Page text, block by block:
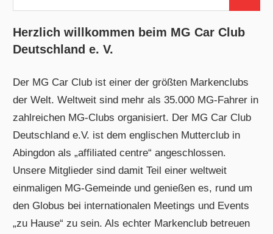
nach:
Herzlich willkommen beim MG Car Club
Deutschland e. V.
Der MG Car Club ist einer der größten Markenclubs
der Welt. Weltweit sind mehr als 35.000 MG-Fahrer in
zahlreichen MG-Clubs organisiert. Der MG Car Club
Deutschland e.V. ist dem englischen Mutterclub in
Abingdon als „affiliated centre“ angeschlossen.
Unsere Mitglieder sind damit Teil einer weltweit
einmaligen MG-Gemeinde und genießen es, rund um
den Globus bei internationalen Meetings und Events
„zu Hause“ zu sein. Als echter Markenclub betreuen